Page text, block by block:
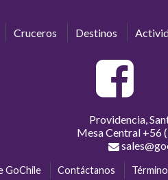
Cruceros Destinos
Providencia,
Mesa Central +56
GoChile Contáctanos